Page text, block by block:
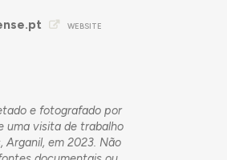
WEBSITE
e fotografado por
uma visita de trabalho
Arganil, em 2023. Não